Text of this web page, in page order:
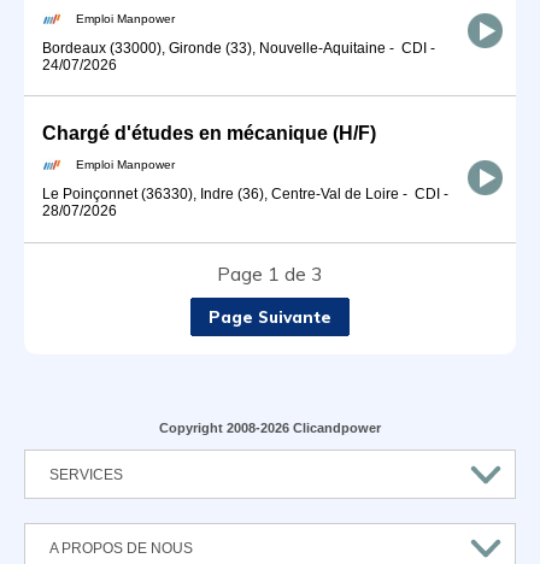
Emploi Manpower
Bordeaux (33000), Gironde (33), Nouvelle-Aquitaine - CDI -
24/07/2026
Chargé d'études en mécanique (H/F)
Emploi Manpower
Le Poinçonnet (36330), Indre (36), Centre-Val de Loire - CDI -
28/07/2026
Page 1 de 3
Page Suivante
Copyright 2008-2026 Clicandpower
SERVICES
A PROPOS DE NOUS